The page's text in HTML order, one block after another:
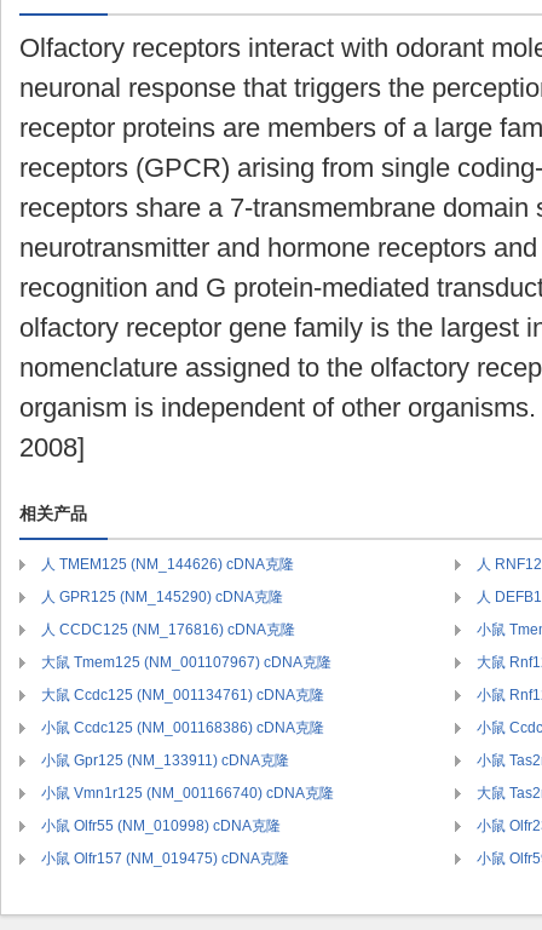
Olfactory receptors interact with odorant
neuronal response that triggers the
receptor proteins are members of a large
receptors (GPCR) arising from single
receptors share a 7-transmembrane domain
neurotransmitter and hormone receptors
recognition and G protein-mediated
olfactory receptor gene family is the largest
nomenclature assigned to the olfactory
organism is independent of other
2008]
相关产品
人 TMEM125 (NM_144626) cDNA克隆
人
人 GPR125 (NM_145290) cDNA克隆
人
人 CCDC125 (NM_176816) cDNA克隆
小鼠
大鼠 Tmem125 (NM_001107967) cDNA克隆
大鼠
大鼠 Ccdc125 (NM_001134761) cDNA克隆
小鼠
小鼠 Ccdc125 (NM_001168386) cDNA克隆
小鼠
小鼠 Gpr125 (NM_133911) cDNA克隆
小鼠
小鼠 Vmn1r125 (NM_001166740) cDNA克隆
大鼠
小鼠 Olfr55 (NM_010998) cDNA克隆
小鼠
小鼠 Olfr157 (NM_019475) cDNA克隆
小鼠